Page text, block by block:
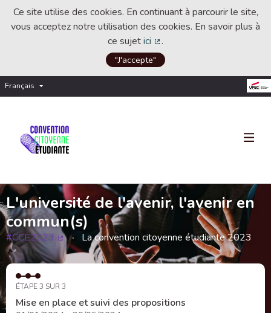
Ce site utilise des cookies. En continuant à parcourir le site,
vous acceptez notre utilisation des cookies. En savoir plus à
ce sujetici
(Lien externe)
.
"J'accepte"
Français Choisir la langue
L'université de l'avenir, l'avenir en
commun(s)
#CCE2023
(Lien externe)
La convention citoyenne étudiante 2023
ÉTAPE 3 SUR 3
Mise en place et suivi des propositions